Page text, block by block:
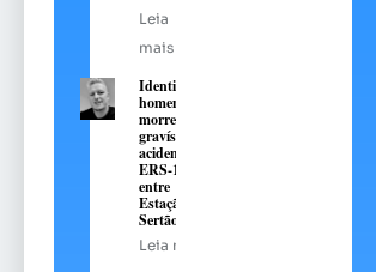
Leia
mais
Identificado
homem que
morreu em
gravíssimo
acidente na
ERS-135,
entre
Estação e
Sertão
Leia mais